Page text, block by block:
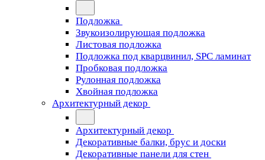
Подложка
Звукоизолирующая подложка
Листовая подложка
Подложка под кварцвинил, SPC ламинат
Пробковая подложка
Рулонная подложка
Хвойная подложка
Архитектурный декор
Архитектурный декор
Декоративные балки, брус и доски
Декоративные панели для стен